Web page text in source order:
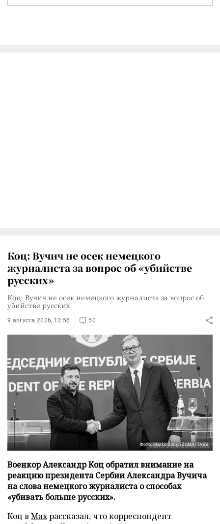
Коц: Вучич не осек немецкого
журналиста за вопрос об «убийстве
русских»
Коц: Вучич не осек немецкого журналиста за вопрос об
убийстве русских
9 августа 2026, 12:56 50
Фото: Marko Dimic/ZUMA/TASS
Военкор Александр Коц обратил внимание на
реакцию президента Сербии Александра Вучича
на слова немецкого журналиста о способах
«убивать больше русских».
Коц в Махрассказал, что корреспондент